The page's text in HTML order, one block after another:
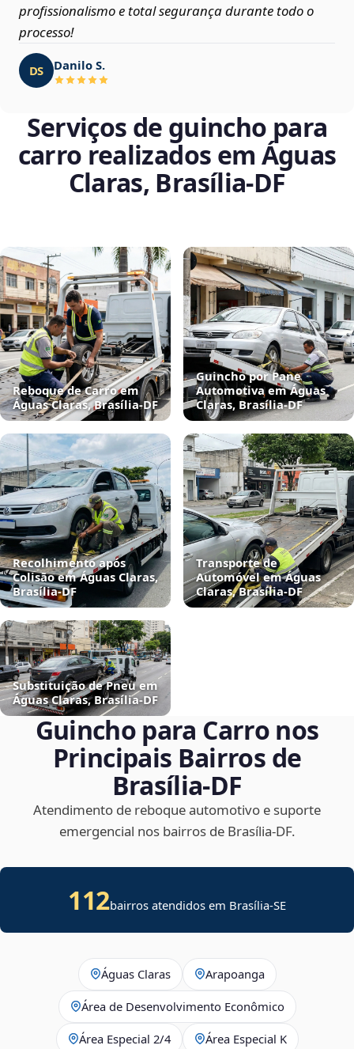
profissionalismo e total segurança durante todo o
processo!
DS Danilo S.
Serviços de guincho para
carro realizados em Águas
Claras, Brasília‑DF
Reboque de Carro em
Águas Claras, Brasília‑DF
Guincho por Pane
Automotiva em Águas
Claras, Brasília‑DF
Recolhimento após
Colisão em Águas Claras,
Brasília‑DF
Transporte de
Automóvel em Águas
Claras, Brasília‑DF
Substituição de Pneu em
Águas Claras, Brasília‑DF
Guincho para Carro nos
Principais Bairros de
Brasília‑DF
Atendimento de reboque automotivo e suporte
emergencial nos bairros de Brasília‑DF.
112bairros atendidos em Brasília-SE
Águas Claras Arapoanga
Área de Desenvolvimento Econômico
Área Especial 2/4 Área Especial K